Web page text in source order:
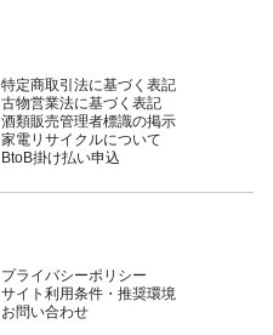
特定商取引法に基づく表記
古物営業法に基づく表記
酒類販売管理者標識の掲示
家電リサイクルについて
BtoB掛け払い申込
プライバシーポリシー
サイト利用条件・推奨環境
お問い合わせ